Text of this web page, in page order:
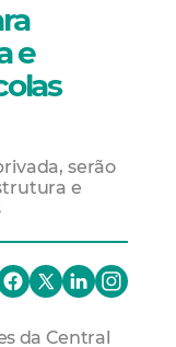
e
serão
e
da Central